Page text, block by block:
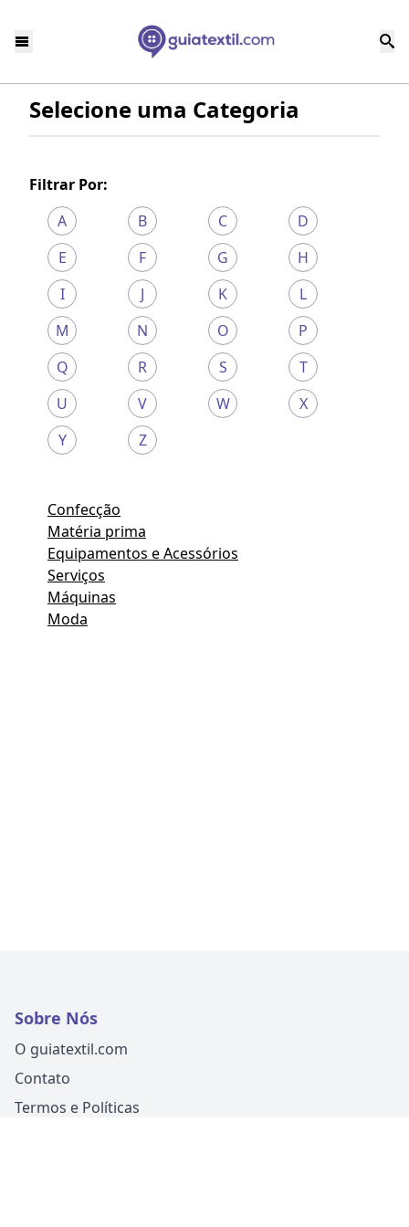
Selecione uma Categoria
Filtrar Por:
A
B C
D
E
F G
H
I
J K
L
M
N O
P
Q
R S
T
U
V W
X
Y
Z
Confecção
Matéria prima
Equipamentos e Acessórios
Serviços
Máquinas
Moda
Sobre Nós
O guiatextil.com
Contato
Termos e Políticas